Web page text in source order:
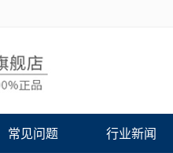
常见问题 行业新闻